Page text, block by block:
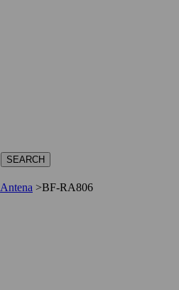
Antena >BF-RA806